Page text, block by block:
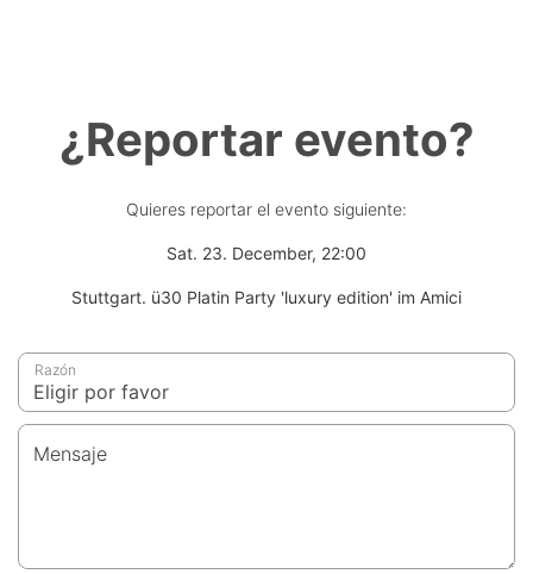
¿Reportar evento?
Quieres reportar el evento siguiente:
Sat. 23. December, 22:00
Stuttgart. ü30 Platin Party 'luxury edition' im Amici
Razón
Mensaje